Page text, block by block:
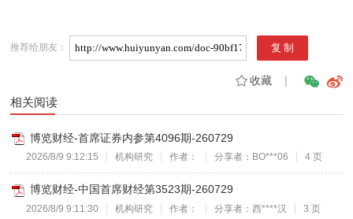
推荐给朋友：
收藏|
相关阅读
博览财经-首席证券内参第4096期-260729
2026/8/9 9:12:15 机构研究 作者： 分享者：BO***06 4 页
博览财经-中国首席财经第3523期-260729
2026/8/9 9:11:30 机构研究 作者： 分享者：西****汉 3 页